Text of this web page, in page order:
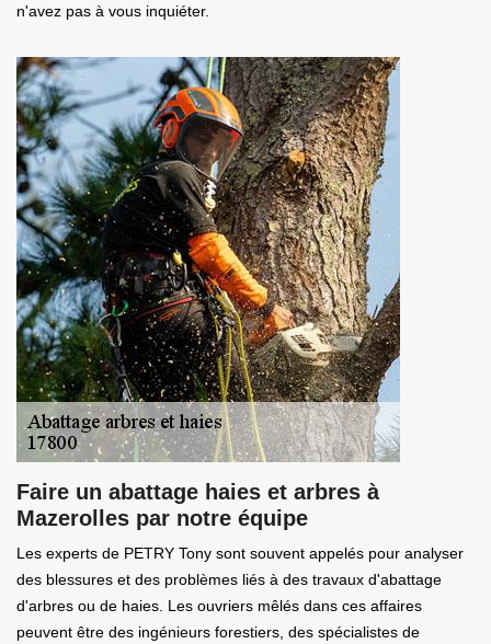
n'avez pas à vous inquiéter.
Faire un abattage haies et arbres à
Mazerolles par notre équipe
Les experts de PETRY Tony sont souvent appelés pour analyser
des blessures et des problèmes liés à des travaux d'abattage
d'arbres ou de haies. Les ouvriers mêlés dans ces affaires
peuvent être des ingénieurs forestiers, des spécialistes de